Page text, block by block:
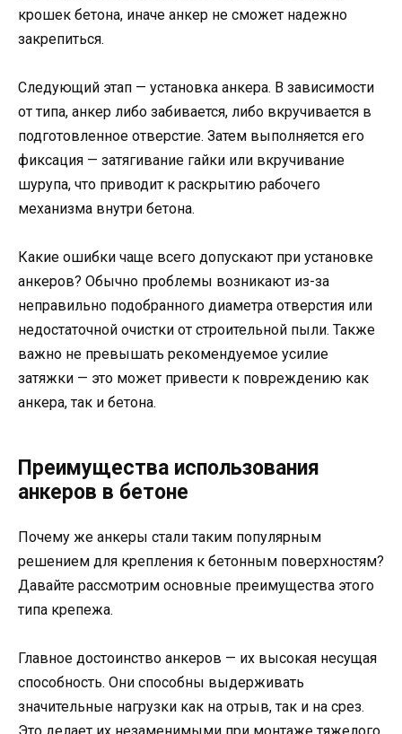
крошек бетона, иначе анкер не сможет надежно
закрепиться.
Следующий этап — установка анкера. В зависимости
от типа, анкер либо забивается, либо вкручивается в
подготовленное отверстие. Затем выполняется его
фиксация — затягивание гайки или вкручивание
шурупа, что приводит к раскрытию рабочего
механизма внутри бетона.
Какие ошибки чаще всего допускают при установке
анкеров? Обычно проблемы возникают из-за
неправильно подобранного диаметра отверстия или
недостаточной очистки от строительной пыли. Также
важно не превышать рекомендуемое усилие
затяжки — это может привести к повреждению как
анкера, так и бетона.
Преимущества использования
анкеров в бетоне
Почему же анкеры стали таким популярным
решением для крепления к бетонным поверхностям?
Давайте рассмотрим основные преимущества этого
типа крепежа.
Главное достоинство анкеров — их высокая несущая
способность. Они способны выдерживать
значительные нагрузки как на отрыв, так и на срез.